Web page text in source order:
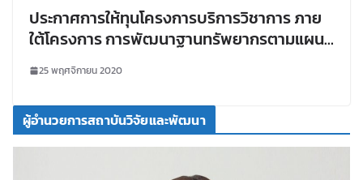
ประกาศการให้ทุนโครงการบริการวิชาการ ภาย
ใต้โครงการ การพัฒนาฐานทรัพยากรตามแผน
ประจำปี พ.ศ. 2564
25 พฤศจิกายน 2020
ผู้อำนวยการสถาบันวิจัยและพัฒนา